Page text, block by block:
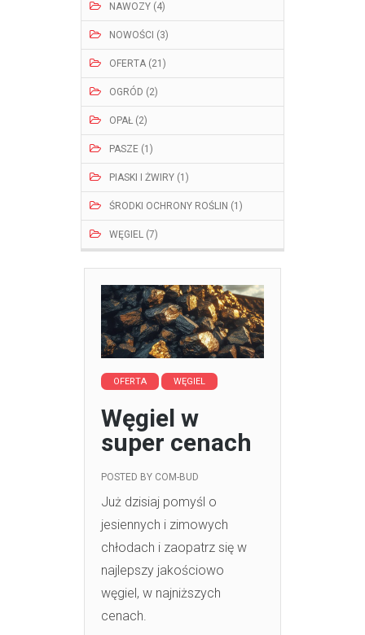
NAWOZY (4)
NOWOŚCI (3)
OFERTA (21)
OGRÓD (2)
OPAŁ (2)
PASZE (1)
PIASKI I ŻWIRY (1)
ŚRODKI OCHRONY ROŚLIN (1)
WĘGIEL (7)
OFERTA WĘGIEL
Węgiel w
super cenach
POSTED BY COM-BUD
Już dzisiaj pomyśl o
jesiennych i zimowych
chłodach i zaopatrz się w
najlepszy jakościowo
węgiel, w najniższych
cenach.